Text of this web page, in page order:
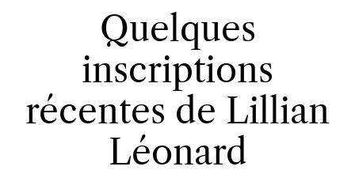
Quelques
inscriptions
récentes de Lillian
Léonard